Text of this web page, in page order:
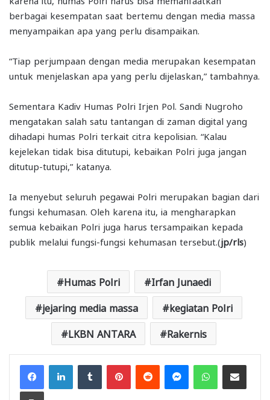
berbagai kesempatan saat bertemu dengan media massa
menyampaikan apa yang perlu disampaikan.
“Tiap perjumpaan dengan media merupakan kesempatan
untuk menjelaskan apa yang perlu dijelaskan,” tambahnya.
Sementara Kadiv Humas Polri Irjen Pol. Sandi Nugroho
mengatakan salah satu tantangan di zaman digital yang
dihadapi humas Polri terkait citra kepolisian. “Kalau
kejelekan tidak bisa ditutupi, kebaikan Polri juga jangan
ditutup-tutupi,” katanya.
Ia menyebut seluruh pegawai Polri merupakan bagian dari
fungsi kehumasan. Oleh karena itu, ia mengharapkan
semua kebaikan Polri juga harus tersampaikan kepada
publik melalui fungsi-fungsi kehumasan tersebut.(jp/rls)
Humas Polri Irfan Junaedi
jejaring media massa kegiatan Polri
LKBN ANTARA Rakernis
FacebookLinkedInTumblr PinterestReddit MessengerWhatsAppShare via Email
Print